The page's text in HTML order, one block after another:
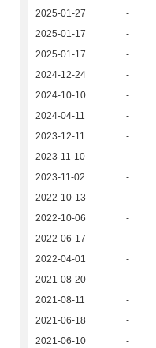
2025-01-27
-
2025-01-17
-
2025-01-17
-
2024-12-24
-
2024-10-10
-
2024-04-11
-
2023-12-11
-
2023-11-10
-
2023-11-02
-
2022-10-13
-
2022-10-06
-
2022-06-17
-
2022-04-01
-
2021-08-20
-
2021-08-11
-
2021-06-18
-
2021-06-10
-